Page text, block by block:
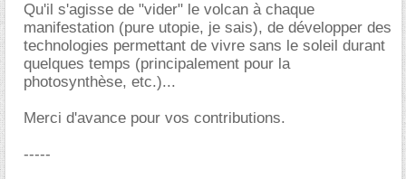
Qu'il s'agisse de "vider" le volcan à chaque
manifestation (pure utopie, je sais), de développer des
technologies permettant de vivre sans le soleil durant
quelques temps (principalement pour la
photosynthèse, etc.)...
Merci d'avance pour vos contributions.
-----